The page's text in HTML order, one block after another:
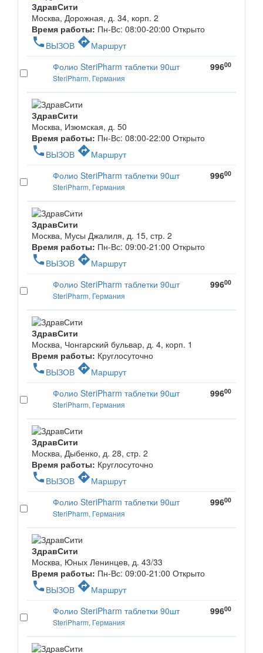
ЗдравСити
Москва, Дорожная, д. 34, корп. 2
Время работы: Пн-Вс: 08:00-20:00 Открыто
phone ВЫЗОВ directionsМаршрут
Фолио SteriPharm таблетки 90шт
SteriPharm, Германия
99600
ЗдравСити
Москва, Изюмская, д. 50
Время работы: Пн-Вс: 08:00-22:00 Открыто
phone ВЫЗОВ directionsМаршрут
Фолио SteriPharm таблетки 90шт
SteriPharm, Германия
99600
ЗдравСити
Москва, Мусы Джалиля, д. 15, стр. 2
Время работы: Пн-Вс: 09:00-21:00 Открыто
phone ВЫЗОВ directionsМаршрут
Фолио SteriPharm таблетки 90шт
SteriPharm, Германия
99600
ЗдравСити
Москва, Чонгарский бульвар, д. 4, корп. 1
Время работы: Круглосуточно
phone ВЫЗОВ directionsМаршрут
Фолио SteriPharm таблетки 90шт
SteriPharm, Германия
99600
ЗдравСити
Москва, Дыбенко, д. 28, стр. 2
Время работы: Круглосуточно
phone ВЫЗОВ directionsМаршрут
Фолио SteriPharm таблетки 90шт
SteriPharm, Германия
99600
ЗдравСити
Москва, Юных Ленинцев, д. 43/33
Время работы: Пн-Вс: 09:00-21:00 Открыто
phone ВЫЗОВ directionsМаршрут
Фолио SteriPharm таблетки 90шт
SteriPharm, Германия
99600